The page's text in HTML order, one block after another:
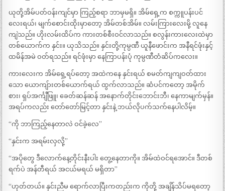
ယုတို့အိမ်ပတ်ဝန်းကျင်မှာ ကြည့်စရာ ဘာမှမရှိ။ အိမ်ရှေ့က စက္ကူပန်းပင်
လေးရယ်၊ မျက်စောင်းထိုးမှာတော့ အိမ်တစ်အိမ်။ လမ်းကြားလေးမို့ လူနေ
ကျဲသည်။ ဟိုးလမ်းထိပ်က ကားတစ်စီးဝင်လာသည်။ စလွန်းကားလေးထဲမှာ
တစ်ယောက်က နှင်း။ ယုသိသည်။ နှင်းတို့ကုမ္ပဏီ ယူနီဖောင်းက အနီရင်ဖုံးနှင့်
ထမိန်အမဲ ဝတ်ရသည်။ ရင်ဖုံးမှာ နေကြာပန်းပုံ ကုမ္ပဏီတံဆိပ်ကလေး။
ကားလေးက အိမ်ရှေ့ရပ်တော့ အထဲကနေ နှင်းရယ် စမတ်ကျကျဝတ်ထား
သော ယောကျ်ားတစ်ယောက်ရယ် ထွက်လာသည်။ ဆံပင်ကတော့ အမိုက်
စား၊ ရှပ်အင်္ကျီဖြူ၊ ခေတ်ဆန်ဆန် အနောက်တိုင်းဘောင်းဘီ၊ နေကာမျက်မှန်။
အရပ်ကလည်း တော်တော်မြင့်တာ နှင်းနဲ့ ဘယ်လိုပက်သက်နေပါလိမ့်။
“ကို ဘာကြည့်နေတာလဲ ဝင်ခဲ့လေ”
“နှင်းက အရမ်းလှလို့”
“အပိုတွေ ဒီလောက်နေ့တိုင်းနီးပါး တွေ့နေတာကို။ အိမ်ထဲဝင်ရအောင်။ ဒီတစ်
ရက်ပဲ အန်တီရယ် အငယ်မရယ် မရှိတာ”
“ဟုတ်တယ်။ နှင်းညီမ ရောက်လာပြီးကတည်းက ကိုတို့ အချိန်သိပ်မရတော့